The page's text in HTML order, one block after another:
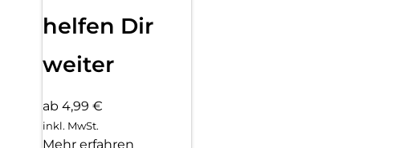
helfen Dir
weiter
ab 4,99 €
inkl. MwSt.
Mehr erfahren